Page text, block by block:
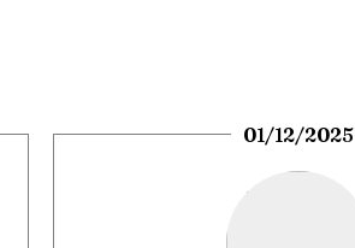
01/12/2025